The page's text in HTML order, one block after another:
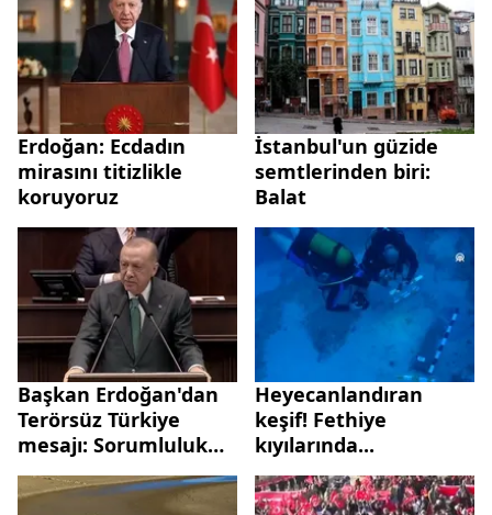
Erdoğan: Ecdadın
mirasını titizlikle
koruyoruz
İstanbul'un güzide
semtlerinden biri:
Balat
Başkan Erdoğan'dan
Terörsüz Türkiye
mesajı: Sorumluluk
milletvekillerinin
omuzlarında
Heyecanlandıran
keşif! Fethiye
kıyılarında...